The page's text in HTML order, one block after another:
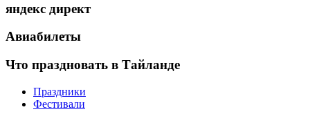
яндекс директ
Авиабилеты
Что праздновать в Тайланде
Праздники
Фестивали